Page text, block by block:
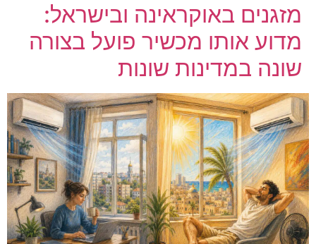
מזגנים באוקראינה ובישראל:
מדוע אותו מכשיר פועל בצורה
שונה במדינות שונות